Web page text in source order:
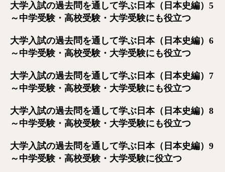
大学入試の過去問を通して学ぶ日本（日本史編）5
～中学受験・高校受験・大学受験にも役立つ
大学入試の過去問を通して学ぶ日本（日本史編）6
～中学受験・高校受験・大学受験にも役立つ
大学入試の過去問を通して学ぶ日本（日本史編）7
～中学受験・高校受験・大学受験にも役立つ
大学入試の過去問を通して学ぶ日本（日本史編）8
～中学受験・高校受験・大学受験にも役立つ
大学入試の過去問を通して学ぶ日本（日本史編）9
～中学受験・高校受験・大学受験に役立つ